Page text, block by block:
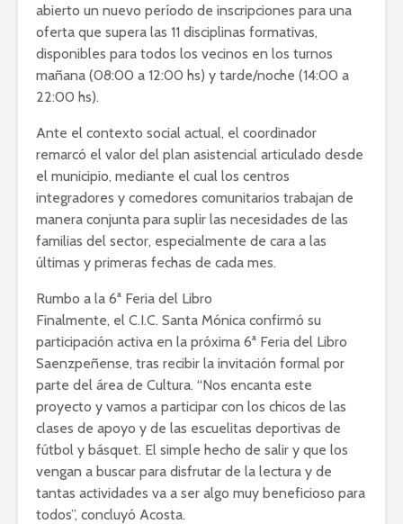
abierto un nuevo período de inscripciones para una
oferta que supera las 11 disciplinas formativas,
disponibles para todos los vecinos en los turnos
mañana (08:00 a 12:00 hs) y tarde/noche (14:00 a
22:00 hs).
Ante el contexto social actual, el coordinador
remarcó el valor del plan asistencial articulado desde
el municipio, mediante el cual los centros
integradores y comedores comunitarios trabajan de
manera conjunta para suplir las necesidades de las
familias del sector, especialmente de cara a las
últimas y primeras fechas de cada mes.
Rumbo a la 6ª Feria del Libro
Finalmente, el C.I.C. Santa Mónica confirmó su
participación activa en la próxima 6ª Feria del Libro
Saenzpeñense, tras recibir la invitación formal por
parte del área de Cultura. “Nos encanta este
proyecto y vamos a participar con los chicos de las
clases de apoyo y de las escuelitas deportivas de
fútbol y básquet. El simple hecho de salir y que los
vengan a buscar para disfrutar de la lectura y de
tantas actividades va a ser algo muy beneficioso para
todos”, concluyó Acosta.